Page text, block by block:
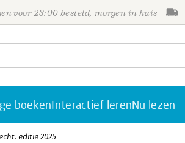
voor 23:00 besteld, morgen in huis
boekenInteractief lerenNu lezen
editie 2025